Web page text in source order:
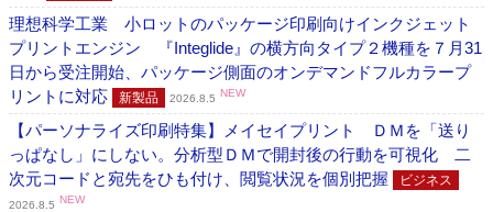
理想科学工業 小ロットのパッケージ印刷向けインクジェット
プリントエンジン 『Integlide』の横方向タイプ２機種を７月31
日から受注開始、パッケージ側面のオンデマンドフルカラープ
リントに対応
新製品 2026.8.5 NEW
【パーソナライズ印刷特集】メイセイプリント ＤＭを「送り
っぱなし」にしない。分析型ＤＭで開封後の行動を可視化 二
次元コードと宛先をひも付け、閲覧状況を個別把握
ビジネス
2026.8.5 NEW